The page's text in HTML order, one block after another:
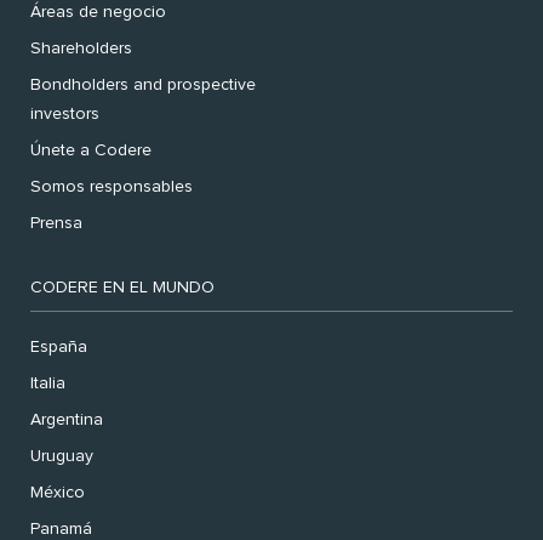
Áreas de negocio
Shareholders
Bondholders and prospective
investors
Únete a Codere
Somos responsables
Prensa
CODERE EN EL MUNDO
España
Italia
Argentina
Uruguay
México
Panamá